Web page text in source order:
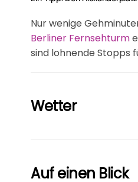
Nur wenige
Berliner Fernsehturm
sind lohnende Stopps
Wetter
Auf einen Blick